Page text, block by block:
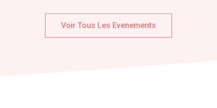
Voir Tous Les Evenements